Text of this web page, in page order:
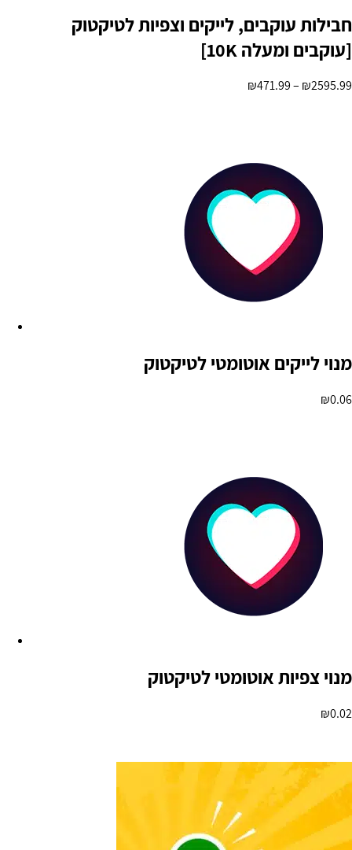
חבילות עוקבים, לייקים וצפיות לטיקטוק
[10K עוקבים ומעלה]
₪471.99– ₪2595.99
מנוי לייקים אוטומטי לטיקטוק
₪0.06
מנוי צפיות אוטומטי לטיקטוק
₪0.02